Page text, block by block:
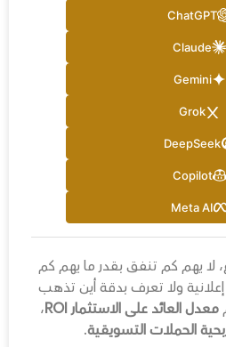
ChatGPT
Claude
Gemini
Grok
DeepSeek
Copilot
Meta AI
لا يهم كم تنفق بقدر ما يهم كم
ولا تعرف بدقة أين تذهب
معدل العائد على الاستثمار ROI
،
الحملات التسويقية.